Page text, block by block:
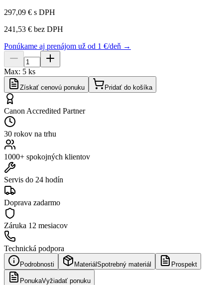
297,09 € s DPH
241,53 € bez DPH
Ponúkame aj prenájom už od 1 €/deň →
Max: 5 ks
Získať cenovú ponuku Pridať do košíka
Canon Accredited Partner
30 rokov na trhu
1000+ spokojných klientov
Servis do 24 hodín
Doprava zadarmo
Záruka 12 mesiacov
Technická podpora
Podrobnosti Materiál Spotrebný materiál Prospekt
PonukaVyžiadať ponuku